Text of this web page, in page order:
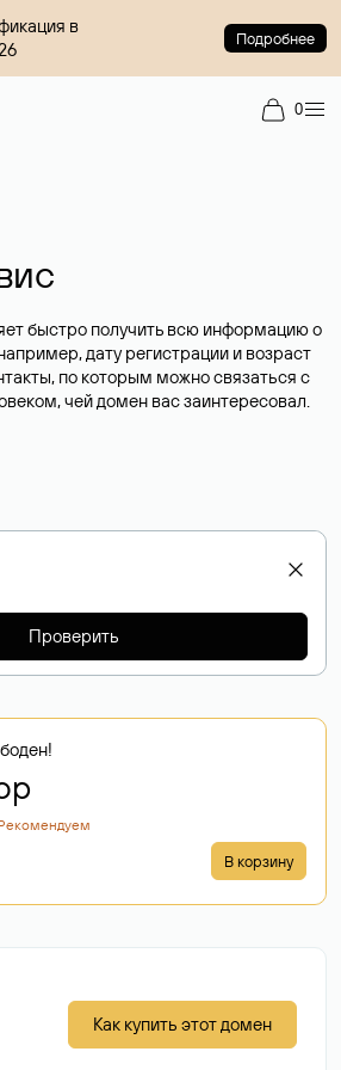
в
Подробнее
0
быстро получить всю информацию о
дату регистрации и возраст
по которым можно связаться с
чей домен вас заинтересовал.
Проверить
В корзину
Как купить этот домен